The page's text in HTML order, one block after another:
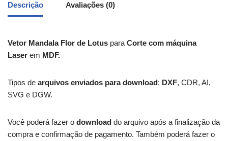
Descrição Avaliações (0)
Vetor Mandala Flor de Lotus para Corte com máquina
Laser em MDF.
Tipos de arquivos enviados para download: DXF, CDR, AI,
SVG e DGW.
Você poderá fazer o download do arquivo após a finalização da
compra e confirmação de pagamento. Também poderá fazer o